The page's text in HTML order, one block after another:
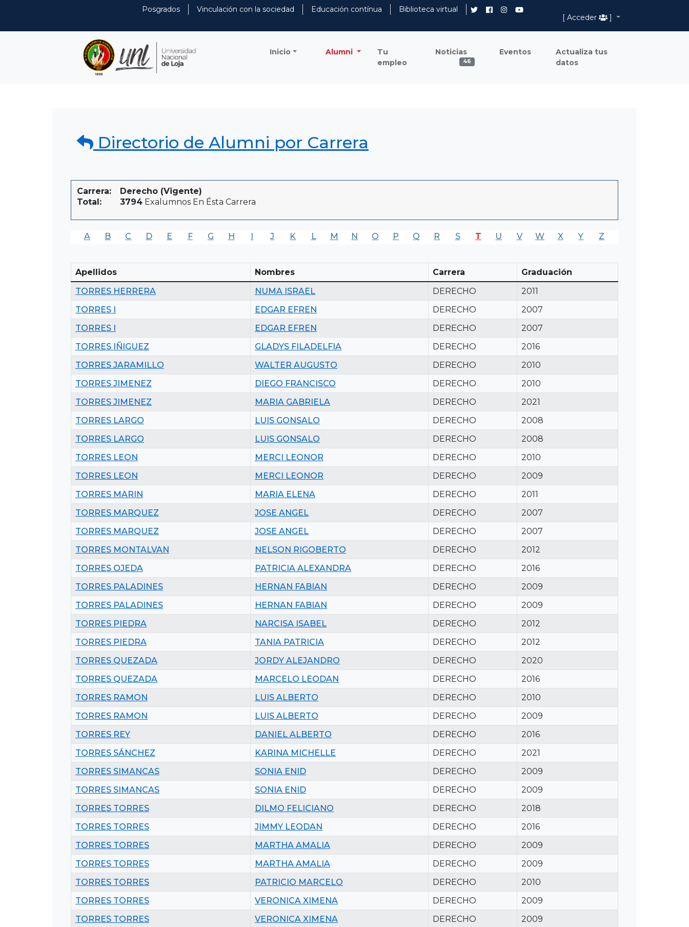
Posgrados Vinculación con la sociedad Educación contínua
Biblioteca virtual
[ Acceder
]
Inicio Alumni
Tu
empleo
Noticias
46
Eventos
Actualiza tus
datos
Directorio de Alumni por Carrera
Carrera:
Derecho (Vigente)
Total:
3794 Exalumnos En Ésta Carrera
A B C D E F G H I J K L M N O P Q R S T U V W X Y Z
Apellidos Nombres Carrera
Graduación
TORRES HERRERA
NUMA ISRAEL DERECHO
2011
TORRES I
EDGAR EFREN DERECHO
2007
TORRES I
EDGAR EFREN DERECHO
2007
TORRES IÑIGUEZ
GLADYS FILADELFIA DERECHO
2016
TORRES JARAMILLO
WALTER AUGUSTO DERECHO
2010
TORRES JIMENEZ
DIEGO FRANCISCO DERECHO
2010
TORRES JIMENEZ
MARIA GABRIELA DERECHO
2021
TORRES LARGO
LUIS GONSALO DERECHO
2008
TORRES LARGO
LUIS GONSALO DERECHO
2008
TORRES LEON
MERCI LEONOR DERECHO
2010
TORRES LEON
MERCI LEONOR DERECHO
2009
TORRES MARIN
MARIA ELENA DERECHO
2011
TORRES MARQUEZ
JOSE ANGEL DERECHO
2007
TORRES MARQUEZ
JOSE ANGEL DERECHO
2007
TORRES MONTALVAN
NELSON RIGOBERTO DERECHO
2012
TORRES OJEDA
PATRICIA ALEXANDRA DERECHO
2016
TORRES PALADINES
HERNAN FABIAN DERECHO
2009
TORRES PALADINES
HERNAN FABIAN DERECHO
2009
TORRES PIEDRA
NARCISA ISABEL DERECHO
2012
TORRES PIEDRA
TANIA PATRICIA DERECHO
2012
TORRES QUEZADA
JORDY ALEJANDRO DERECHO
2020
TORRES QUEZADA
MARCELO LEODAN DERECHO
2016
TORRES RAMON
LUIS ALBERTO DERECHO
2010
TORRES RAMON
LUIS ALBERTO DERECHO
2009
TORRES REY
DANIEL ALBERTO DERECHO
2016
TORRES SÁNCHEZ
KARINA MICHELLE DERECHO
2021
TORRES SIMANCAS
SONIA ENID DERECHO
2009
TORRES SIMANCAS
SONIA ENID DERECHO
2009
TORRES TORRES
DILMO FELICIANO DERECHO
2018
TORRES TORRES
JIMMY LEODAN DERECHO
2016
TORRES TORRES
MARTHA AMALIA DERECHO
2009
TORRES TORRES
MARTHA AMALIA DERECHO
2009
TORRES TORRES
PATRICIO MARCELO DERECHO
2010
TORRES TORRES
VERONICA XIMENA DERECHO
2009
TORRES TORRES
VERONICA XIMENA DERECHO
2009